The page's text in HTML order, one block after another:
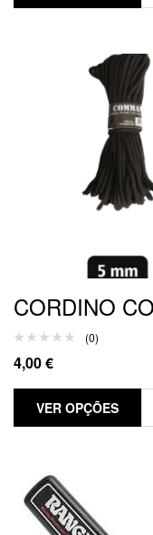
CORDINO
(0)
4,00€
VER OPÇÕES